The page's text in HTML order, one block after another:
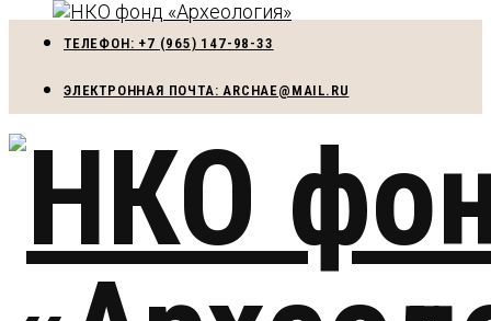
ТЕЛЕФОН: +7 (965) 147-98-33
ЭЛЕКТРОННАЯ ПОЧТА: ARCHAE@MAIL.RU